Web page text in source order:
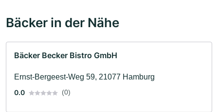
Bäcker in der Nähe
Bäcker Becker Bistro GmbH
Ernst-Bergeest-Weg 59, 21077 Hamburg
0.0
(0)